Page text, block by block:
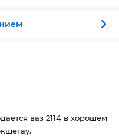
ваз 2114 в хорошем